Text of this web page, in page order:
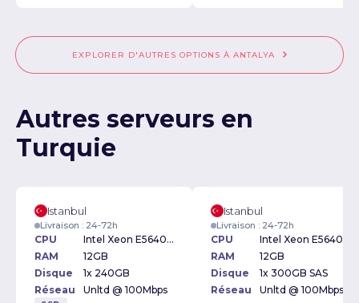
EXPLORER D'AUTRES OPTIONS À ANTALYA
Autres serveurs en
Turquie
Istanbul
Livraison : 24-72h
CPU
Intel Xeon E5640 2.66GHz
RAM
12GB
Disque
1x 240GB
Réseau
Unltd @ 100Mbps
Istanbul
Livraison : 24-72h
CPU
RAM
12GB
Disque
1x 300GB SAS
Réseau
Unltd @ 100Mbps